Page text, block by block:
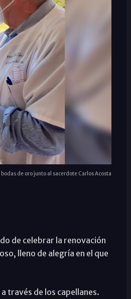
de oro junto al sacerdote Carlos Acosta
de celebrar la renovación
lleno de alegría en el que
través de los capellanes.